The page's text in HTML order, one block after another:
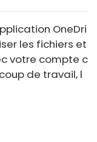
OneDri
les fichiers et
votre compte c
de travail, l